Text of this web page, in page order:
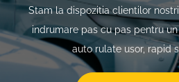
Stam la dispozitia clientilor
indrumare pas cu pas pentru
auto rulate usor, rapid